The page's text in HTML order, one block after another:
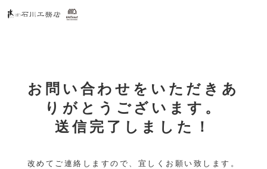
お問い合わせをいただきあ
りがとうございます。
送信完了しました！
改めてご連絡しますので、宜しくお願い致します。